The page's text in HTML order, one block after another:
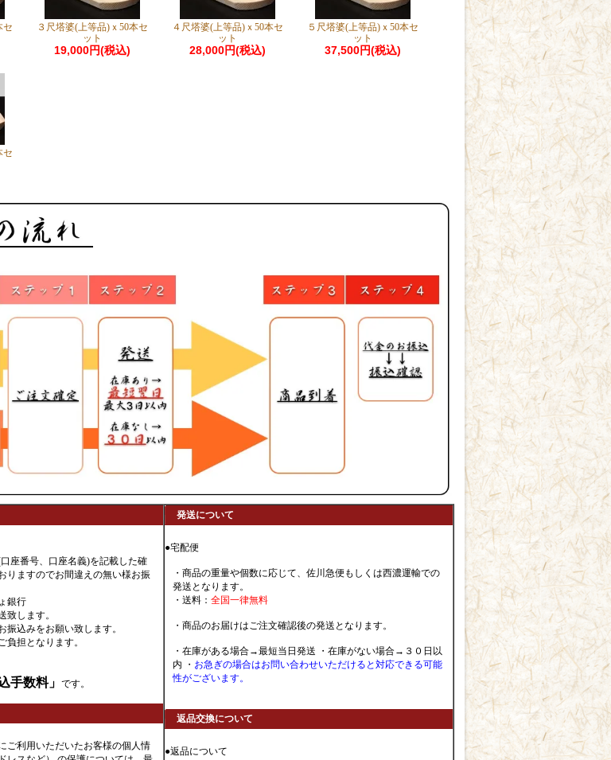
セ
３尺塔婆(上等品)ｘ50本セ
ット
19,000円(税込)
４尺塔婆(上等品)ｘ50本セ
ット
28,000円(税込)
５尺塔婆(上等品)ｘ50本セ
ット
37,500円(税込)
セ
座番号、口座名義)を記載した確
りますのでお間違えの無い様お振
銀行
致します。
振込みをお願い致します。
負担となります。
手数料」 です。
ご利用いただいたお客様の個人情
発送について
●宅配便
・商品の重量や個数に応じて、佐川急便もしくは西濃運輸での
発送となります。
・送料： 全国一律無料
・商品のお届けはご注文確認後の発送となります。
・在庫がある場合→最短当日発送 ・在庫がない場合→３０日以
内 ・ お急ぎの場合はお問い合わせいただけると対応できる可能
性がございます。
返品交換について
●返品について